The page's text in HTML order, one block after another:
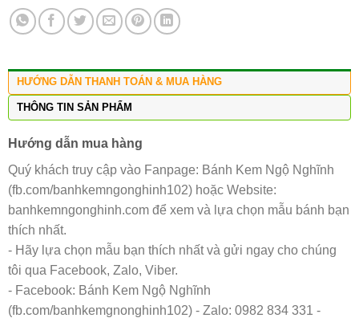
HƯỚNG DẪN THANH TOÁN & MUA HÀNG
THÔNG TIN SẢN PHẨM
Hướng dẫn mua hàng
Quý khách truy cập vào Fanpage: Bánh Kem Ngộ Nghĩnh
(fb.com/banhkemngonghinh102) hoặc Website:
banhkemngonghinh.com để xem và lựa chọn mẫu bánh bạn
thích nhất.
- Hãy lựa chọn mẫu bạn thích nhất và gửi ngay cho chúng
tôi qua Facebook, Zalo, Viber.
- Facebook: Bánh Kem Ngộ Nghĩnh
(fb.com/banhkemgnonghinh102) - Zalo: 0982 834 331 -